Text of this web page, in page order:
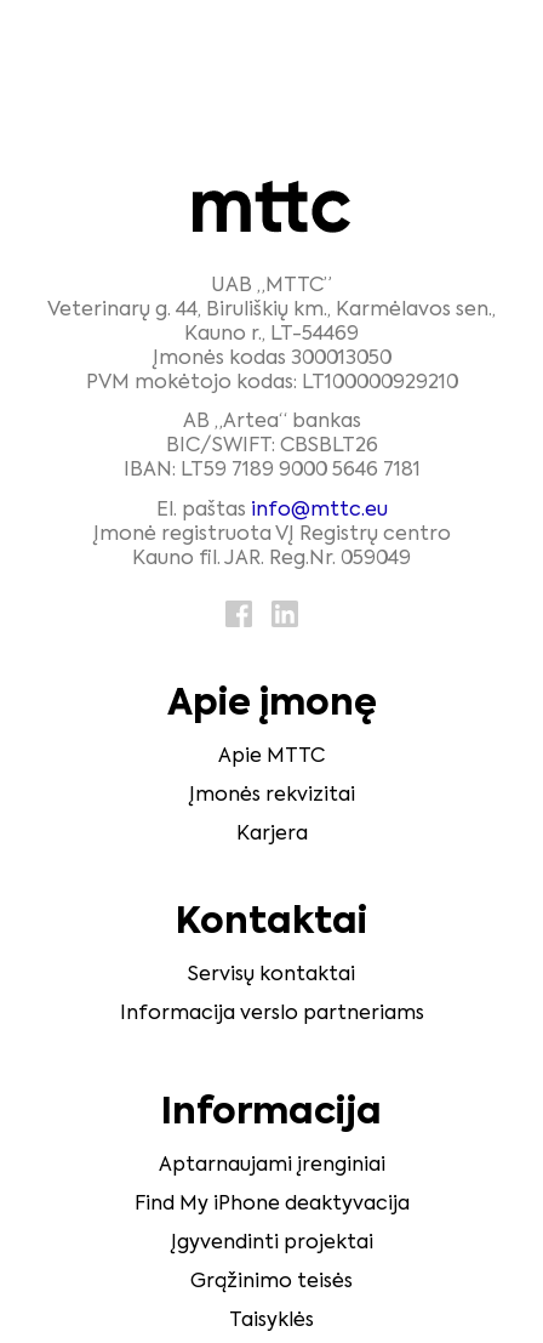
UAB „MTTC”
Veterinarų g. 44, Biruliškių km., Karmėlavos sen.,
Kauno r., LT-54469
Įmonės kodas 300013050
PVM mokėtojo kodas: LT100000929210
AB „Artea“ bankas
BIC/SWIFT: CBSBLT26
IBAN: LT59 7189 9000 5646 7181
El. paštas info@mttc.eu
Įmonė registruota VĮ Registrų centro
Kauno fil. JAR. Reg.Nr. 059049
Apie įmonę
Apie MTTC
Įmonės rekvizitai
Karjera
Kontaktai
Servisų kontaktai
Informacija verslo partneriams
Informacija
Aptarnaujami įrenginiai
Find My iPhone deaktyvacija
Įgyvendinti projektai
Grąžinimo teisės
Taisyklės